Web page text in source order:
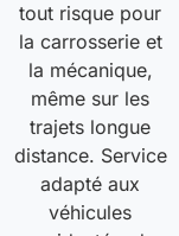
tout risque pour
la carrosserie et
la mécanique,
même sur les
trajets longue
distance. Service
adapté aux
véhicules